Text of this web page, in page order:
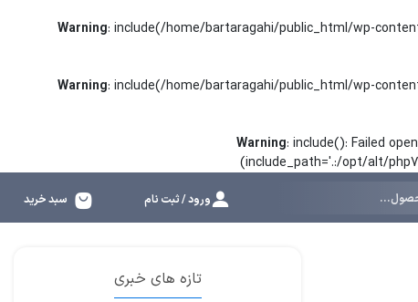
Warning: include(/home/bartaragahi/public_html/wp-
Warning: include(/home/bartaragahi/public_html/wp-
Warning: include(): Failed
(include_path='.:/opt/alt/
ورود / ثبت نام سبد خرید
تازه های خبری